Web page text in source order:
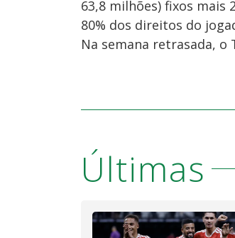
63,8 milhões) fixos mais
80% dos direitos do
Na semana retrasada, o
Últimas